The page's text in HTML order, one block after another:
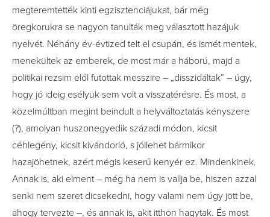
megteremtették kinti egzisztenciájukat, bár még
öregkorukra se nagyon tanulták meg választott hazájuk
nyelvét. Néhány év-évtized telt el csupán, és ismét mentek,
menekültek az emberek, de most már a háború, majd a
politikai rezsim elől futottak messzire – „disszidáltak” – úgy,
hogy jó ideig esélyük sem volt a visszatérésre. És most, a
közelmúltban megint beindult a helyváltoztatás kényszere
(?), amolyan huszonegyedik századi módon, kicsit
céhlegény, kicsit kivándorló, s jóllehet bármikor
hazajöhetnek, azért mégis keserű kenyér ez. Mindenkinek.
Annak is, aki elment – még ha nem is vallja be, hiszen azzal
senki nem szeret dicsekedni, hogy valami nem úgy jött be,
ahogy tervezte –, és annak is, akit itthon hagytak. És most